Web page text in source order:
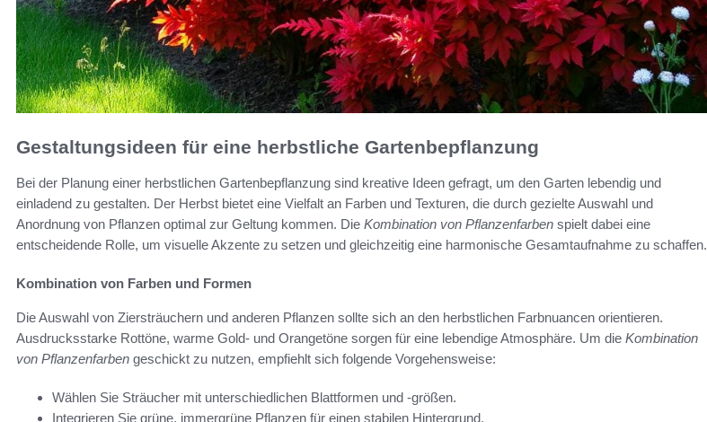
Gestaltungsideen für eine herbstliche Gartenbepflanzung
Bei der Planung einer herbstlichen Gartenbepflanzung sind kreative Ideen gefragt, um den Garten lebendig und
einladend zu gestalten. Der Herbst bietet eine Vielfalt an Farben und Texturen, die durch gezielte Auswahl und
Anordnung von Pflanzen optimal zur Geltung kommen. Die Kombination von Pflanzenfarben spielt dabei eine
entscheidende Rolle, um visuelle Akzente zu setzen und gleichzeitig eine harmonische Gesamtaufnahme zu schaffen.
Kombination von Farben und Formen
Die Auswahl von Ziersträuchern und anderen Pflanzen sollte sich an den herbstlichen Farbnuancen orientieren.
Ausdrucksstarke Rottöne, warme Gold- und Orangetöne sorgen für eine lebendige Atmosphäre. Um die Kombination
von Pflanzenfarben geschickt zu nutzen, empfiehlt sich folgende Vorgehensweise:
Wählen Sie Sträucher mit unterschiedlichen Blattformen und -größen.
Integrieren Sie grüne, immergrüne Pflanzen für einen stabilen Hintergrund.